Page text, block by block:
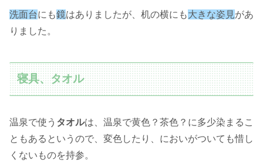
洗面台にも鏡はありましたが、机の横にも大きな姿見があ
りました。
寝具、タオル
温泉で使う タオルは、温泉で黄色？茶色？に多少染まるこ
ともあるというので、変色したり、においがついても惜し
くないものを持参。